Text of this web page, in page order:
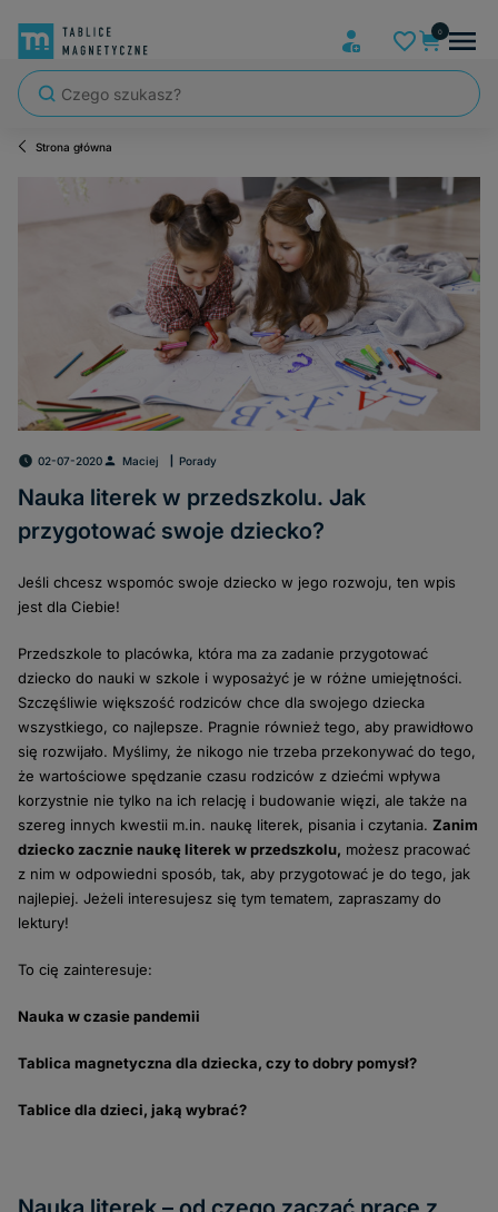
Strona główna
02-07-2020 Maciej Porady
Nauka literek w przedszkolu. Jak
przygotować swoje dziecko?
Jeśli chcesz wspomóc swoje dziecko w jego rozwoju, ten wpis
jest dla Ciebie!
Przedszkole to placówka, która ma za zadanie przygotować
dziecko do nauki w szkole i wyposażyć je w różne umiejętności.
Szczęśliwie większość rodziców chce dla swojego dziecka
wszystkiego, co najlepsze. Pragnie również tego, aby prawidłowo
się rozwijało. Myślimy, że nikogo nie trzeba przekonywać do tego,
że wartościowe spędzanie czasu rodziców z dziećmi wpływa
korzystnie nie tylko na ich relację i budowanie więzi, ale także na
szereg innych kwestii m.in. naukę literek, pisania i czytania. Zanim
dziecko zacznie naukę literek w przedszkolu, możesz pracować
z nim w odpowiedni sposób, tak, aby przygotować je do tego, jak
najlepiej. Jeżeli interesujesz się tym tematem, zapraszamy do
lektury!
To cię zainteresuje:
Nauka w czasie pandemii
Tablica magnetyczna dla dziecka, czy to dobry pomysł?
Tablice dla dzieci, jaką wybrać?